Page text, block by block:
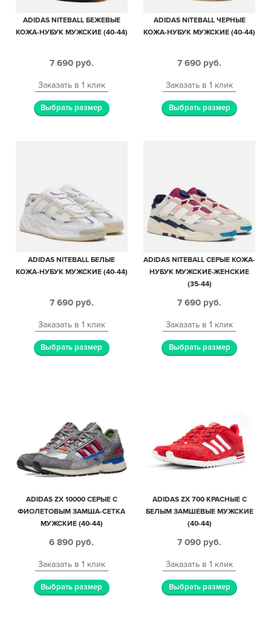
ADIDAS NITEBALL БЕЖЕВЫЕ
КОЖА-НУБУК МУЖСКИЕ (40-44)
7 690 руб.
Заказать в 1 клик
Выбрать размер
ADIDAS NITEBALL ЧЕРНЫЕ
КОЖА-НУБУК МУЖСКИЕ (40-44)
7 690 руб.
Заказать в 1 клик
Выбрать размер
ADIDAS NITEBALL БЕЛЫЕ
КОЖА-НУБУК МУЖСКИЕ (40-44)
7 690 руб.
Заказать в 1 клик
Выбрать размер
ADIDAS NITEBALL СЕРЫЕ КОЖА-
НУБУК МУЖСКИЕ-ЖЕНСКИЕ
(35-44)
7 690 руб.
Заказать в 1 клик
Выбрать размер
ADIDAS ZX 10000 СЕРЫЕ С
ФИОЛЕТОВЫМ ЗАМША-СЕТКА
МУЖСКИЕ (40-44)
6 890 руб.
Заказать в 1 клик
Выбрать размер
ADIDAS ZX 700 КРАСНЫЕ С
БЕЛЫМ ЗАМШЕВЫЕ МУЖСКИЕ
(40-44)
7 090 руб.
Заказать в 1 клик
Выбрать размер